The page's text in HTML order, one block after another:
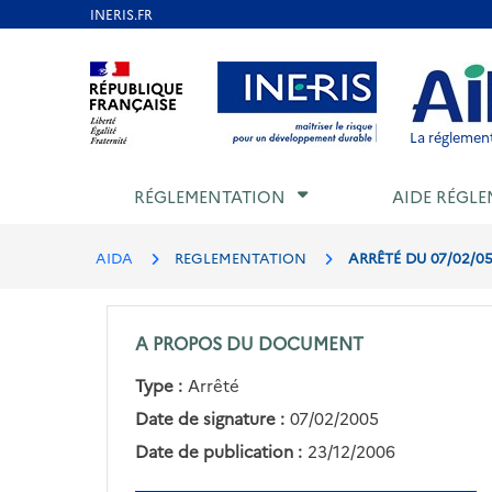
Aller au contenu Aller au menu Aller au
La
RÉGLEMENTATION AIDE
AIDA REGLEMENTATION ARRÊTÉ DU 07/02/
A PROPOS DU DOCUMENT
Type : Arrêté
Date de signature : 07/02/2005
Date de publication : 23/12/2006